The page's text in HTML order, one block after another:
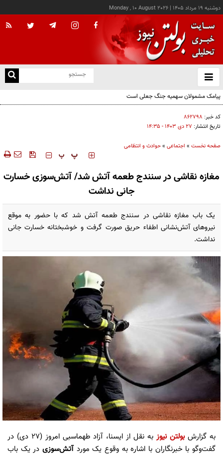
دوشنبه ۱۹ مرداد ۱۴۰۵ |
Monday , 10 August 2026
باز
و
کد خبر: ۸۶۲۷۹۸
تاریخ انتشار: ۲۷ دی ۱۴۰۳ - ۱۴:۳۵
صفحه نخست » اجتماعی »حوادث و انتظامی
‍‍‍ پ پ
مغازه نقاشی در سنندج طعمه آتش شد/ آتش‌سوزی خسارت
جانی نداشت
یک باب مغازه نقاشی در سنندج طعمه آتش شد که با حضور به موقع
نیروهای آتش‌نشانی اطفاء حریق صورت گرفت و خوشبختانه خسارت جانی
نداشت.
به گزارش بولتن نیوز
به نقل از ایسنا، آزاد طهماسبی امروز (۲۷ دی) در
گفت‌وگو با خبرنگاران با اشاره به وقوع یک موردآتش‌سوزی در یک باب